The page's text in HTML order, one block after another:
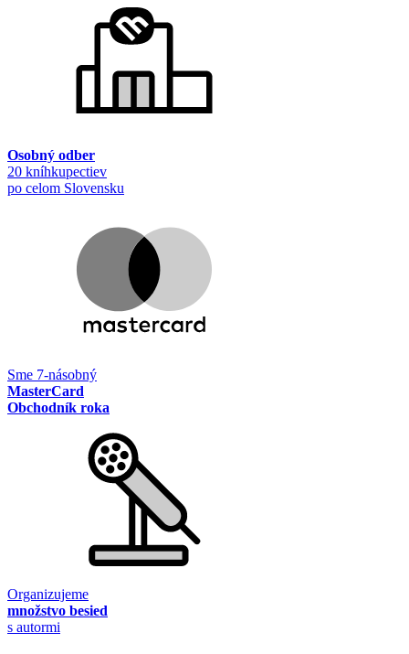
Osobný odber
20 kníhkupectiev
po celom Slovensku
Sme 7-násobný
MasterCard
Obchodník roka
Organizujeme
množstvo besied
s autormi